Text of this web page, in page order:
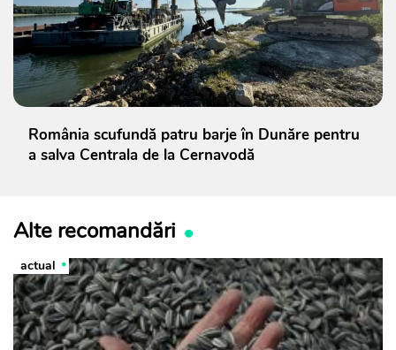
România scufundă patru barje în Dunăre pentru
a salva Centrala de la Cernavodă
Alte recomandări
actual